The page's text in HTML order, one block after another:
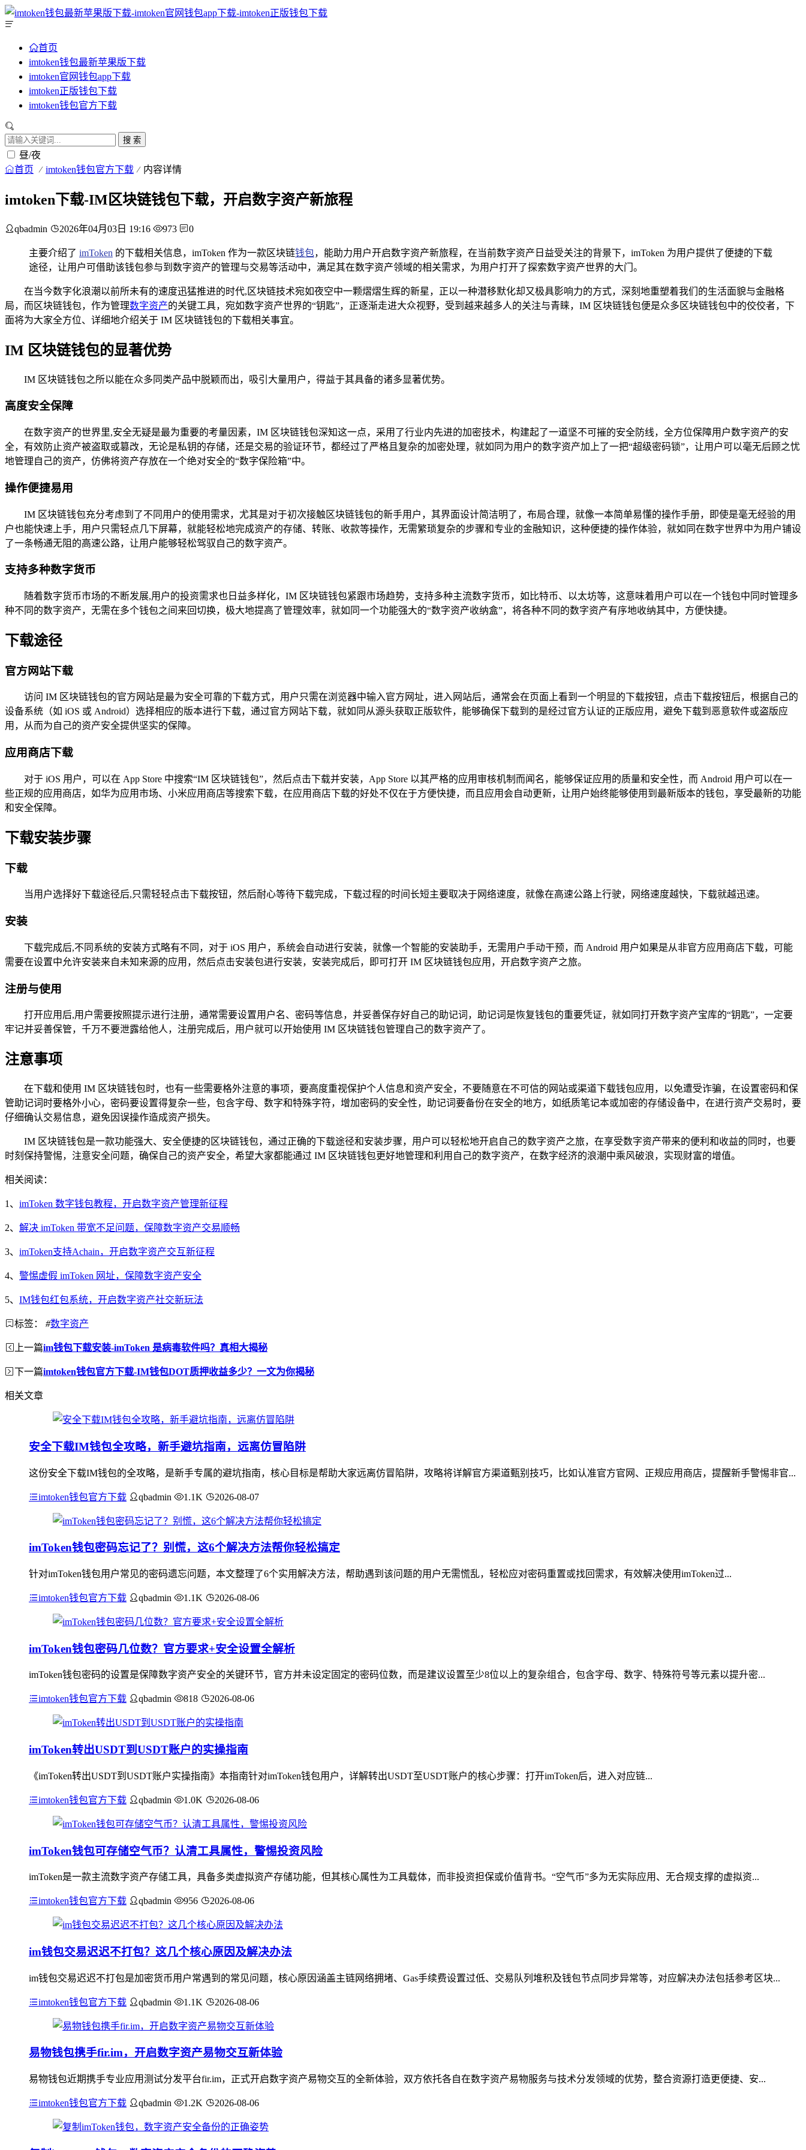
首页
imtoken钱包最新苹果版下载
imtoken官网钱包app下载
imtoken正版钱包下载
imtoken钱包官方下载
搜 索
昼/夜
首页 imtoken钱包官方下载 内容详情
imtoken下载-IM区块链钱包下载，开启数字资产新旅程
qbadmin 2026年04月03日 19:16 973 0
主要介绍了 imToken 的下载相关信息，imToken 作为一款区块链钱包，能助力用户开启数字资产新旅程，在当前数字资产日益受关注的背景下，imToken 为用户提供了便捷的下载
途径，让用户可借助该钱包参与到数字资产的管理与交易等活动中，满足其在数字资产领域的相关需求，为用户打开了探索数字资产世界的大门。
在当今数字化浪潮以前所未有的速度迅猛推进的时代,区块链技术宛如夜空中一颗熠熠生辉的新星，正以一种潜移默化却又极具影响力的方式，深刻地重塑着我们的生活面貌与金融格
局，而区块链钱包，作为管理数字资产的关键工具，宛如数字资产世界的“钥匙”，正逐渐走进大众视野，受到越来越多人的关注与青睐，IM 区块链钱包便是众多区块链钱包中的佼佼者，下
面将为大家全方位、详细地介绍关于 IM 区块链钱包的下载相关事宜。
IM 区块链钱包的显著优势
IM 区块链钱包之所以能在众多同类产品中脱颖而出，吸引大量用户，得益于其具备的诸多显著优势。
高度安全保障
在数字资产的世界里,安全无疑是最为重要的考量因素，IM 区块链钱包深知这一点，采用了行业内先进的加密技术，构建起了一道坚不可摧的安全防线，全方位保障用户数字资产的安
全，有效防止资产被盗取或篡改，无论是私钥的存储，还是交易的验证环节，都经过了严格且复杂的加密处理，就如同为用户的数字资产加上了一把“超级密码锁”，让用户可以毫无后顾之忧
地管理自己的资产，仿佛将资产存放在一个绝对安全的“数字保险箱”中。
操作便捷易用
IM 区块链钱包充分考虑到了不同用户的使用需求，尤其是对于初次接触区块链钱包的新手用户，其界面设计简洁明了，布局合理，就像一本简单易懂的操作手册，即使是毫无经验的用
户也能快速上手，用户只需轻点几下屏幕，就能轻松地完成资产的存储、转账、收款等操作，无需繁琐复杂的步骤和专业的金融知识，这种便捷的操作体验，就如同在数字世界中为用户铺设
了一条畅通无阻的高速公路，让用户能够轻松驾驭自己的数字资产。
支持多种数字货币
随着数字货币市场的不断发展,用户的投资需求也日益多样化，IM 区块链钱包紧跟市场趋势，支持多种主流数字货币，如比特币、以太坊等，这意味着用户可以在一个钱包中同时管理多
种不同的数字资产，无需在多个钱包之间来回切换，极大地提高了管理效率，就如同一个功能强大的“数字资产收纳盒”，将各种不同的数字资产有序地收纳其中，方便快捷。
下载途径
官方网站下载
访问 IM 区块链钱包的官方网站是最为安全可靠的下载方式，用户只需在浏览器中输入官方网址，进入网站后，通常会在页面上看到一个明显的下载按钮，点击下载按钮后，根据自己的
设备系统（如 iOS 或 Android）选择相应的版本进行下载，通过官方网站下载，就如同从源头获取正版软件，能够确保下载到的是经过官方认证的正版应用，避免下载到恶意软件或盗版应
用，从而为自己的资产安全提供坚实的保障。
应用商店下载
对于 iOS 用户，可以在 App Store 中搜索“IM 区块链钱包”，然后点击下载并安装，App Store 以其严格的应用审核机制而闻名，能够保证应用的质量和安全性，而 Android 用户可以在一
些正规的应用商店，如华为应用市场、小米应用商店等搜索下载，在应用商店下载的好处不仅在于方便快捷，而且应用会自动更新，让用户始终能够使用到最新版本的钱包，享受最新的功能
和安全保障。
下载安装步骤
下载
当用户选择好下载途径后,只需轻轻点击下载按钮，然后耐心等待下载完成，下载过程的时间长短主要取决于网络速度，就像在高速公路上行驶，网络速度越快，下载就越迅速。
安装
下载完成后,不同系统的安装方式略有不同，对于 iOS 用户，系统会自动进行安装，就像一个智能的安装助手，无需用户手动干预，而 Android 用户如果是从非官方应用商店下载，可能
需要在设置中允许安装来自未知来源的应用，然后点击安装包进行安装，安装完成后，即可打开 IM 区块链钱包应用，开启数字资产之旅。
注册与使用
打开应用后,用户需要按照提示进行注册，通常需要设置用户名、密码等信息，并妥善保存好自己的助记词，助记词是恢复钱包的重要凭证，就如同打开数字资产宝库的“钥匙”，一定要
牢记并妥善保管，千万不要泄露给他人，注册完成后，用户就可以开始使用 IM 区块链钱包管理自己的数字资产了。
注意事项
在下载和使用 IM 区块链钱包时，也有一些需要格外注意的事项，要高度重视保护个人信息和资产安全，不要随意在不可信的网站或渠道下载钱包应用，以免遭受诈骗，在设置密码和保
管助记词时要格外小心，密码要设置得复杂一些，包含字母、数字和特殊字符，增加密码的安全性，助记词要备份在安全的地方，如纸质笔记本或加密的存储设备中，在进行资产交易时，要
仔细确认交易信息，避免因误操作造成资产损失。
IM 区块链钱包是一款功能强大、安全便捷的区块链钱包，通过正确的下载途径和安装步骤，用户可以轻松地开启自己的数字资产之旅，在享受数字资产带来的便利和收益的同时，也要
时刻保持警惕，注意安全问题，确保自己的资产安全，希望大家都能通过 IM 区块链钱包更好地管理和利用自己的数字资产，在数字经济的浪潮中乘风破浪，实现财富的增值。
相关阅读：
1、 imToken 数字钱包教程，开启数字资产管理新征程
2、 解决 imToken 带宽不足问题，保障数字资产交易顺畅
3、 imToken支持Achain，开启数字资产交互新征程
4、 警惕虚假 imToken 网址，保障数字资产安全
5、 IM钱包红包系统，开启数字资产社交新玩法
标签： #数字资产
上一篇im钱包下载安装-imToken 是病毒软件吗？真相大揭秘
下一篇imtoken钱包官方下载-IM钱包DOT质押收益多少？一文为你揭秘
相关文章
安全下载IM钱包全攻略，新手避坑指南，远离仿冒陷阱
这份安全下载IM钱包的全攻略，是新手专属的避坑指南，核心目标是帮助大家远离仿冒陷阱，攻略将详解官方渠道甄别技巧，比如认准官方官网、正规应用商店，提醒新手警惕非官...
imtoken钱包官方下载 qbadmin 1.1K 2026-08-07
imToken钱包密码忘记了？别慌，这6个解决方法帮你轻松搞定
针对imToken钱包用户常见的密码遗忘问题，本文整理了6个实用解决方法，帮助遇到该问题的用户无需慌乱，轻松应对密码重置或找回需求，有效解决使用imToken过...
imtoken钱包官方下载 qbadmin 1.1K 2026-08-06
imToken钱包密码几位数？官方要求+安全设置全解析
imToken钱包密码的设置是保障数字资产安全的关键环节，官方并未设定固定的密码位数，而是建议设置至少8位以上的复杂组合，包含字母、数字、特殊符号等元素以提升密...
imtoken钱包官方下载 qbadmin 818 2026-08-06
imToken转出USDT到USDT账户的实操指南
《imToken转出USDT到USDT账户实操指南》本指南针对imToken钱包用户，详解转出USDT至USDT账户的核心步骤：打开imToken后，进入对应链...
imtoken钱包官方下载 qbadmin 1.0K 2026-08-06
imToken钱包可存储空气币？认清工具属性，警惕投资风险
imToken是一款主流数字资产存储工具，具备多类虚拟资产存储功能，但其核心属性为工具载体，而非投资担保或价值背书。“空气币”多为无实际应用、无合规支撑的虚拟资...
imtoken钱包官方下载 qbadmin 956 2026-08-06
im钱包交易迟迟不打包？这几个核心原因及解决办法
im钱包交易迟迟不打包是加密货币用户常遇到的常见问题，核心原因涵盖主链网络拥堵、Gas手续费设置过低、交易队列堆积及钱包节点同步异常等，对应解决办法包括参考区块...
imtoken钱包官方下载 qbadmin 1.1K 2026-08-06
易物钱包携手fir.im，开启数字资产易物交互新体验
易物钱包近期携手专业应用测试分发平台fir.im，正式开启数字资产易物交互的全新体验，双方依托各自在数字资产易物服务与技术分发领域的优势，整合资源打造更便捷、安...
imtoken钱包官方下载 qbadmin 1.2K 2026-08-06